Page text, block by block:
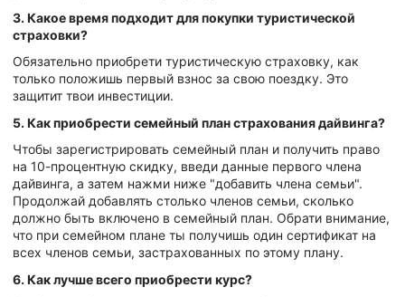
3. Какое время подходит для покупки туристической
страховки?
Обязательно приобрети туристическую страховку, как
только положишь первый взнос за свою поездку. Это
защитит твои инвестиции.
5. Как приобрести семейный план страхования дайвинга?
Чтобы зарегистрировать семейный план и получить право
на 10-процентную скидку, введи данные первого члена
дайвинга, а затем нажми ниже "добавить члена семьи".
Продолжай добавлять столько членов семьи, сколько
должно быть включено в семейный план. Обрати внимание,
что при семейном плане ты получишь один сертификат на
всех членов семьи, застрахованных по этому плану.
6. Как лучше всего приобрести курс?